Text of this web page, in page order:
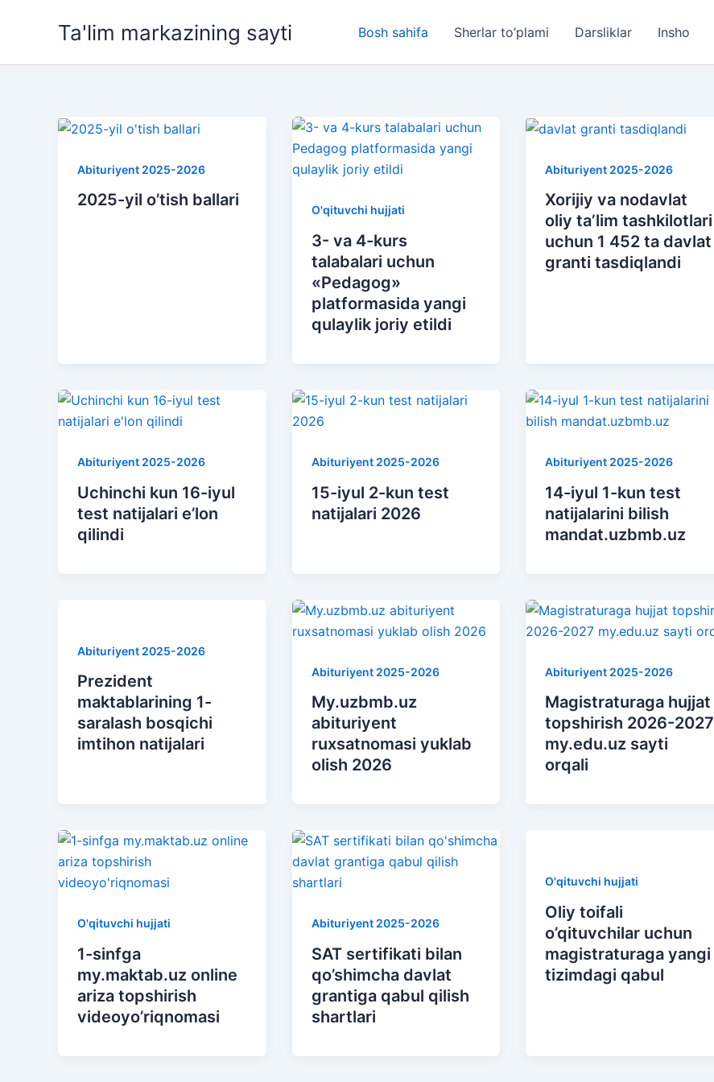
Ta'lim markazining sayti Bosh sahifa Sherlar to’plami Darsliklar Insho
Abituriyent 2025-2026
2025-yil o’tish ballari
O'qituvchi hujjati
3- va 4-kurs
talabalari uchun
«Pedagog»
platformasida yangi
qulaylik joriy etildi
Abituriyent 2025-2026
Xorijiy va nodavlat
oliy taʼlim tashkilotlari
uchun 1 452 ta davlat
granti tasdiqlandi
Abituriyent 2025-2026
Uchinchi kun 16-iyul
test natijalari e’lon
qilindi
Abituriyent 2025-2026
15-iyul 2-kun test
natijalari 2026
Abituriyent 2025-2026
14-iyul 1-kun test
natijalarini bilish
mandat.uzbmb.uz
Abituriyent 2025-2026
Prezident
maktablarining 1-
saralash bosqichi
imtihon natijalari
Abituriyent 2025-2026
My.uzbmb.uz
abituriyent
ruxsatnomasi yuklab
olish 2026
Abituriyent 2025-2026
Magistraturaga hujjat
topshirish 2026-2027
my.edu.uz sayti
orqali
O'qituvchi hujjati
1-sinfga
my.maktab.uz online
ariza topshirish
videoyo’riqnomasi
Abituriyent 2025-2026
SAT sertifikati bilan
qo’shimcha davlat
grantiga qabul qilish
shartlari
O'qituvchi hujjati
Oliy toifali
o’qituvchilar uchun
magistraturaga yangi
tizimdagi qabul